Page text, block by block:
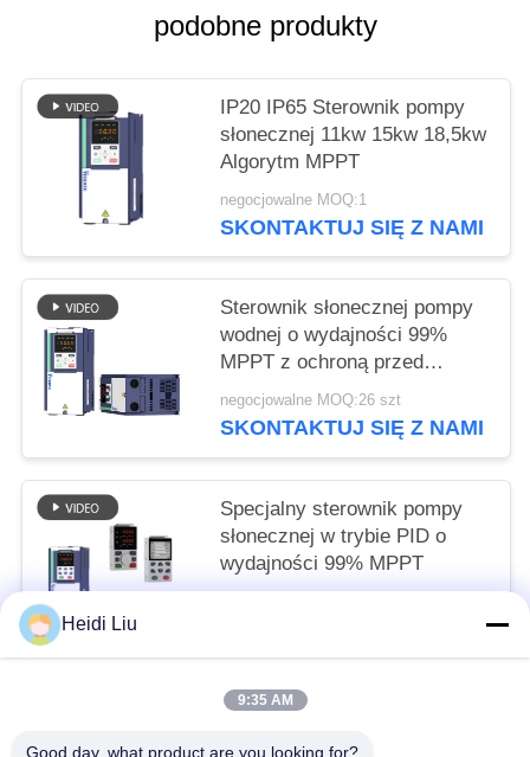
podobne produkty
IP20 IP65 Sterownik pompy
słonecznej 11kw 15kw 18,5kw
Algorytm MPPT
negocjowalne MOQ:1
SKONTAKTUJ SIĘ Z NAMI
Sterownik słonecznej pompy
wodnej o wydajności 99%
MPPT z ochroną przed
suchobiegiem
negocjowalne MOQ:26 szt
SKONTAKTUJ SIĘ Z NAMI
Specjalny sterownik pompy
słonecznej w trybie PID o
wydajności 99% MPPT
Heidi Liu
9:35 AM
Good day, what product are you looking for?